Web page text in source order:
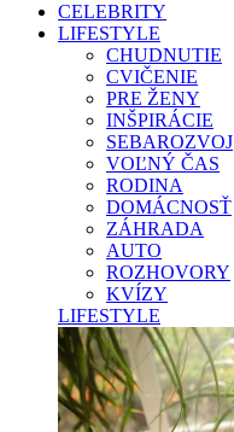
CELEBRITY
LIFESTYLE
CHUDNUTIE
CVIČENIE
PRE ŽENY
INŠPIRÁCIE
SEBAROZVOJ
VOĽNÝ ČAS
RODINA
DOMÁCNOSŤ
ZÁHRADA
AUTO
ROZHOVORY
KVÍZY
LIFESTYLE